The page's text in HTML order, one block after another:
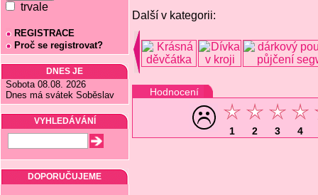
trvale
REGISTRACE
Proč se registrovat?
DNES JE
Sobota 08.08. 2026
Dnes má svátek Soběslav
VYHLEDÁVÁNÍ
DOPORUČUJEME
Další v kategorii:
Hodnocení
1 2 3 4